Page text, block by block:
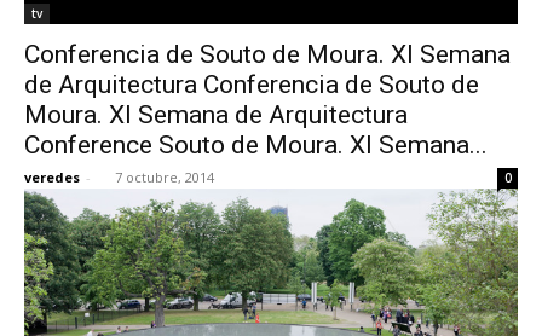
tv
Conferencia de Souto de Moura. XI Semana
de Arquitectura Conferencia de Souto de
Moura. XI Semana de Arquitectura
Conference Souto de Moura. XI Semana...
veredes - 7 octubre, 2014 0